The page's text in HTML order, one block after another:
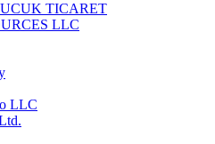
TICARET
LLC
LLC